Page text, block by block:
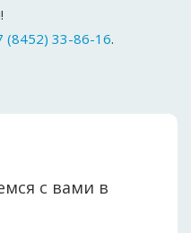
(8452) 33-86-16.
с вами в